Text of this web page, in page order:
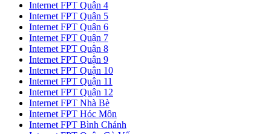
Internet FPT Quận 4
Internet FPT Quận 5
Internet FPT Quận 6
Internet FPT Quận 7
Internet FPT Quận 8
Internet FPT Quận 9
Internet FPT Quận 10
Internet FPT Quận 11
Internet FPT Quận 12
Internet FPT Nhà Bè
Internet FPT Hóc Môn
Internet FPT Bình Chánh